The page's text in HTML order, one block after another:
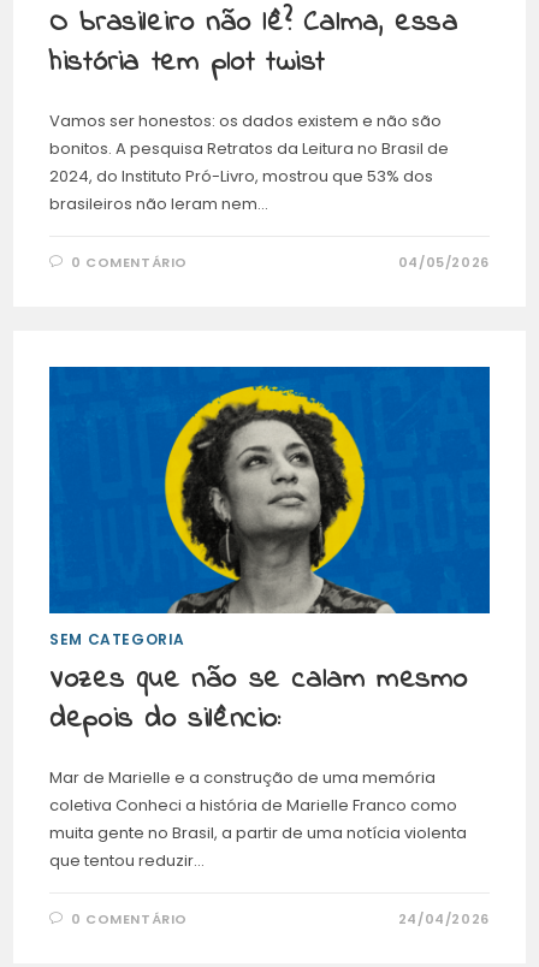
O brasileiro não lê? Calma, essa
história tem plot twist
Vamos ser honestos: os dados existem e não são
bonitos. A pesquisa Retratos da Leitura no Brasil de
2024, do Instituto Pró-Livro, mostrou que 53% dos
brasileiros não leram nem…
0 COMENTÁRIO 04/05/2026
SEM CATEGORIA
Vozes que não se calam mesmo
depois do silêncio:
Mar de Marielle e a construção de uma memória
coletiva Conheci a história de Marielle Franco como
muita gente no Brasil, a partir de uma notícia violenta
que tentou reduzir…
0 COMENTÁRIO 24/04/2026